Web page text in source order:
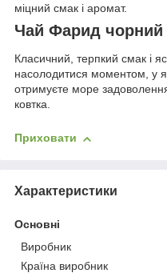
міцний смак і аромат.
Чай Фарид чорний
Класичний, терпкий смак і
насолодитися моментом, у
отримуєте море
ковтка.
Приховати
Характеристики
Основні
Виробник
Країна виробник